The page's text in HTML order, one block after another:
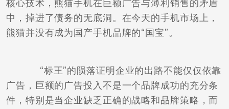
核心技术，熊猫手机在巨额广告与薄利销售的矛盾
中，掉进了债务的无底洞。在今天的手机市场上，
熊猫并没有成为国产手机品牌的“国宝”。
“标王”的陨落证明企业的出路不能仅仅依靠
广告，巨额的广告投入不是一个品牌成功的充分条
件，特别是当企业缺乏正确的战略和品牌策略，而